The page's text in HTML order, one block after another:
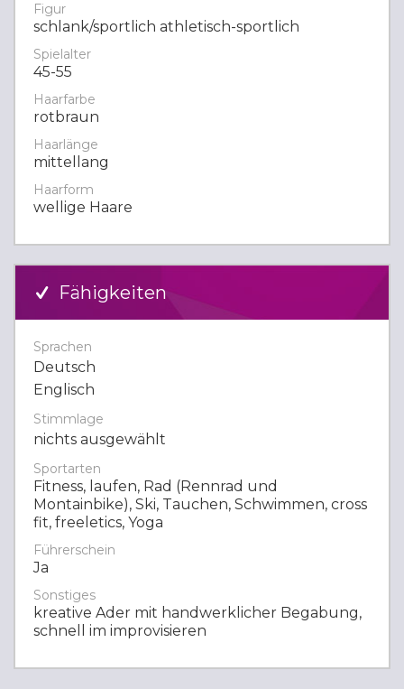
Figur
schlank/sportlich athletisch-sportlich
Spielalter
45-55
Haarfarbe
rotbraun
Haarlänge
mittellang
Haarform
wellige Haare
Fähigkeiten
Sprachen
Deutsch
Englisch
Stimmlage
nichts ausgewählt
Sportarten
Fitness, laufen, Rad (Rennrad und
Montainbike), Ski, Tauchen, Schwimmen, cross
fit, freeletics, Yoga
Führerschein
Ja
Sonstiges
kreative Ader mit handwerklicher Begabung,
schnell im improvisieren